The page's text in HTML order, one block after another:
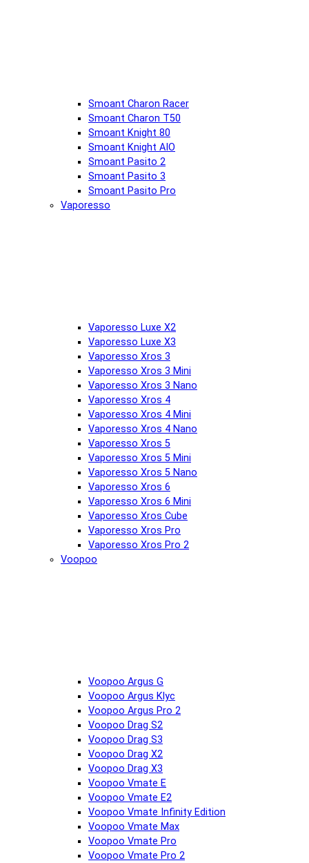
Smoant Charon Racer
Smoant Charon T50
Smoant Knight 80
Smoant Knight AIO
Smoant Pasito 2
Smoant Pasito 3
Smoant Pasito Pro
Vaporesso
Vaporesso Luxe X2
Vaporesso Luxe X3
Vaporesso Xros 3
Vaporesso Xros 3 Mini
Vaporesso Xros 3 Nano
Vaporesso Xros 4
Vaporesso Xros 4 Mini
Vaporesso Xros 4 Nano
Vaporesso Xros 5
Vaporesso Xros 5 Mini
Vaporesso Xros 5 Nano
Vaporesso Xros 6
Vaporesso Xros 6 Mini
Vaporesso Xros Cube
Vaporesso Xros Pro
Vaporesso Xros Pro 2
Voopoo
Voopoo Argus G
Voopoo Argus Klyc
Voopoo Argus Pro 2
Voopoo Drag S2
Voopoo Drag S3
Voopoo Drag X2
Voopoo Drag X3
Voopoo Vmate E
Voopoo Vmate E2
Voopoo Vmate Infinity Edition
Voopoo Vmate Max
Voopoo Vmate Pro
Voopoo Vmate Pro 2